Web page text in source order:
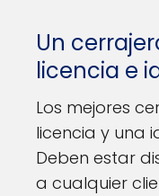
Un
licencia e
Los mejores
licencia y una
Deben estar
a cualquier